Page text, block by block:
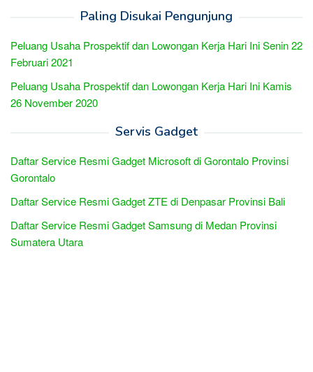
Paling Disukai Pengunjung
Peluang Usaha Prospektif dan Lowongan Kerja Hari Ini Senin 22
Februari 2021
Peluang Usaha Prospektif dan Lowongan Kerja Hari Ini Kamis
26 November 2020
Servis Gadget
Daftar Service Resmi Gadget Microsoft di Gorontalo Provinsi
Gorontalo
Daftar Service Resmi Gadget ZTE di Denpasar Provinsi Bali
Daftar Service Resmi Gadget Samsung di Medan Provinsi
Sumatera Utara